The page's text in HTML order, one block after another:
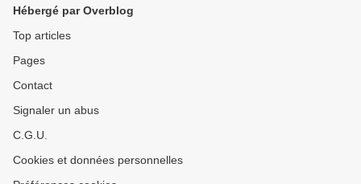
Hébergé par Overblog
Top articles
Pages
Contact
Signaler un abus
C.G.U.
Cookies et données personnelles